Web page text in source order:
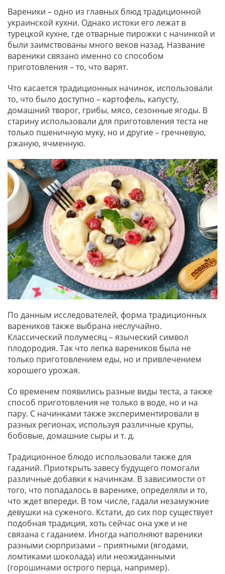
Вареники – одно из главных блюд традиционной
украинской кухни. Однако истоки его лежат в
турецкой кухне, где отварные пирожки с начинкой и
были заимствованы много веков назад. Название
вареники связано именно со способом
приготовления – то, что варят.
Что касается традиционных начинок, использовали
то, что было доступно – картофель, капусту,
домашний творог, грибы, мясо, сезонные ягоды. В
старину использовали для приготовления теста не
только пшеничную муку, но и другие – гречневую,
ржаную, ячменную.
По данным исследователей, форма традиционных
вареников также выбрана неслучайно.
Классический полумесяц – языческий символ
плодородия. Так что лепка вареников была не
только приготовлением еды, но и привлечением
хорошего урожая.
Со временем появились разные виды теста, а также
способ приготовления не только в воде, но и на
пару. С начинками также экспериментировали в
разных регионах, используя различные крупы,
бобовые, домашние сыры и т. д.
Традиционное блюдо использовали также для
гаданий. Приоткрыть завесу будущего помогали
различные добавки к начинкам. В зависимости от
того, что попадалось в варенике, определяли и то,
что ждет впереди. В том числе, гадали незамужние
девушки на суженого. Кстати, до сих пор существует
подобная традиция, хоть сейчас она уже и не
связана с гаданием. Иногда наполняют вареники
разными сюрпризами – приятными (ягодами,
ломтиками шоколада) или неожиданными
(горошинами острого перца, например).